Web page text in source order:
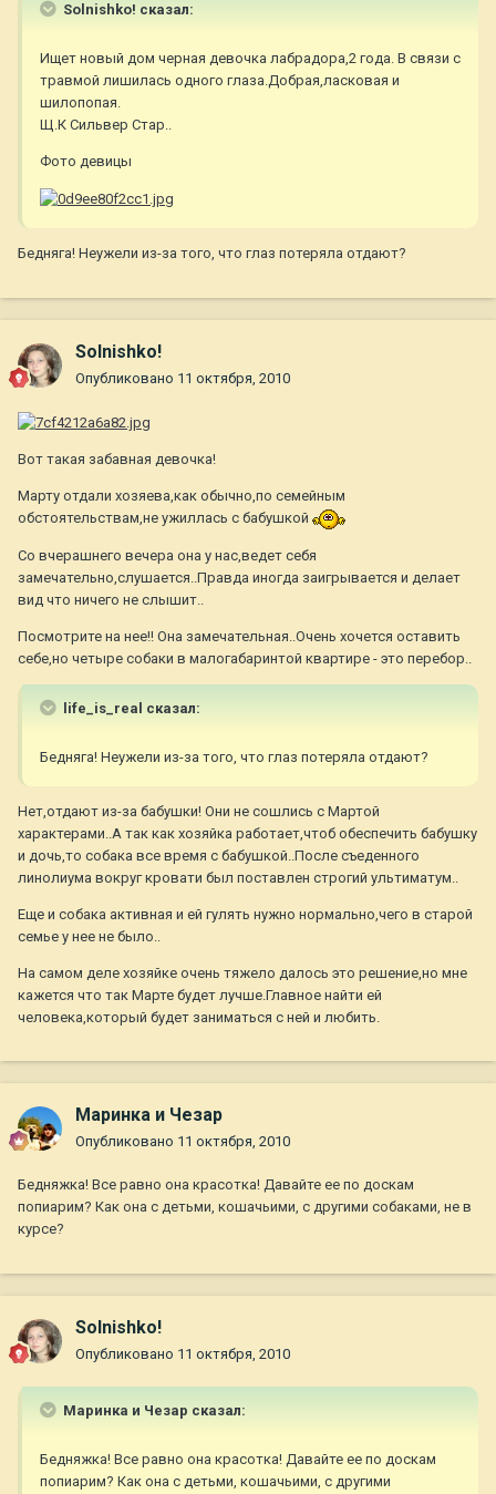
Solnishko! сказал:
Ищет новый дом черная девочка лабрадора,2 года. В связи с
травмой лишилась одного глаза.Добрая,ласковая и
шилопопая.
Щ.К Сильвер Стар..
Фото девицы
Бедняга! Неужели из-за того, что глаз потеряла отдают?
Solnishko!
Опубликовано 11 октября, 2010
Вот такая забавная девочка!
Марту отдали хозяева,как обычно,по семейным
обстоятельствам,не ужиллась с бабушкой
Со вчерашнего вечера она у нас,ведет себя
замечательно,слушается..Правда иногда заигрывается и делает
вид что ничего не слышит..
Посмотрите на нее!! Она замечательная..Очень хочется оставить
себе,но четыре собаки в малогабаринтой квартире - это перебор..
life_is_real сказал:
Бедняга! Неужели из-за того, что глаз потеряла отдают?
Нет,отдают из-за бабушки! Они не сошлись с Мартой
характерами..А так как хозяйка работает,чтоб обеспечить бабушку
и дочь,то собака все время с бабушкой..После съеденного
линолиума вокруг кровати был поставлен строгий ультиматум..
Еще и собака активная и ей гулять нужно нормально,чего в старой
семье у нее не было..
На самом деле хозяйке очень тяжело далось это решение,но мне
кажется что так Марте будет лучше.Главное найти ей
человека,который будет заниматься с ней и любить.
Маринка и Чезар
Опубликовано 11 октября, 2010
Бедняжка! Все равно она красотка! Давайте ее по доскам
попиарим? Как она с детьми, кошачьими, с другими собаками, не в
курсе?
Solnishko!
Опубликовано 11 октября, 2010
Маринка и Чезар сказал:
Бедняжка! Все равно она красотка! Давайте ее по доскам
попиарим? Как она с детьми, кошачьими, с другими